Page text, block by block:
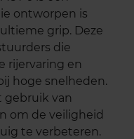
ontworpen is
grip. Deze
die
rijervaring en
hoge snelheden.
gebruik van
om de veiligheid
te verbeteren.